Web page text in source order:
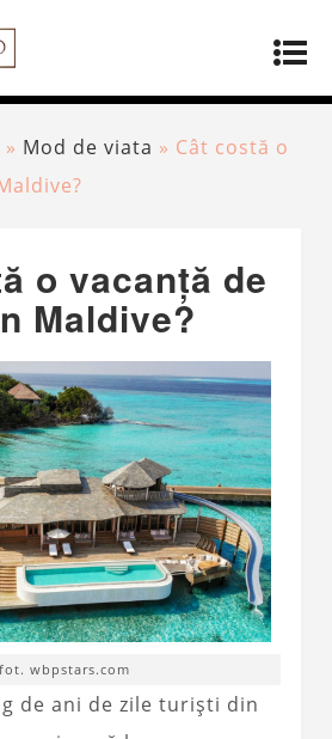
» Mod de viata » Cât costă o
o vacanță de
Maldive?
fot. wbpstars.com
de ani de zile turiști din